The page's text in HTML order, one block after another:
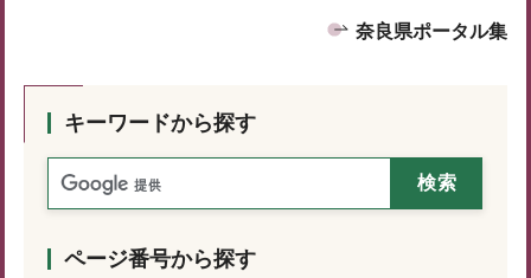
奈良県ポータル集
キーワードから探す
ページ番号から探す